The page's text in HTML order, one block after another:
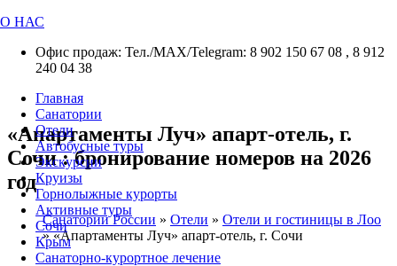
О НАС
Офис продаж: Тел./МАХ/Telegram: 8 902 150 67 08 , 8 912
240 04 38
Главная
Санатории
Отели
Автобусные туры
Экскурсии
Круизы
Горнолыжные курорты
Активные туры
Сочи
Крым
Санаторно-курортное лечение
«Апартаменты Луч» апарт-отель, г.
Сочи : бронирование номеров на 2026
год
Санатории России » Отели » Отели и гостиницы в Лоо
»«Апартаменты Луч» апарт-отель, г. Сочи